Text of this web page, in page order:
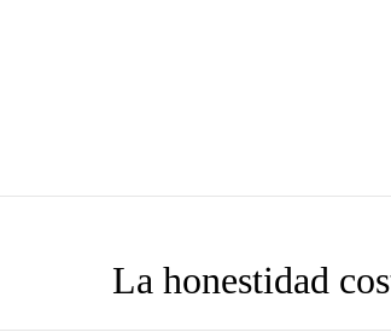
La honestidad